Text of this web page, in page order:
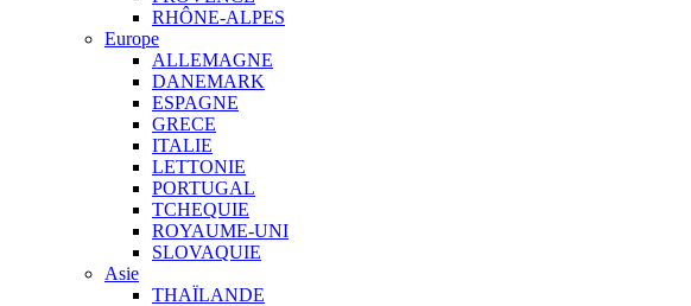
RHÔNE-ALPES
Europe
ALLEMAGNE
DANEMARK
ESPAGNE
GRECE
ITALIE
LETTONIE
PORTUGAL
TCHEQUIE
ROYAUME-UNI
SLOVAQUIE
Asie
THAÏLANDE